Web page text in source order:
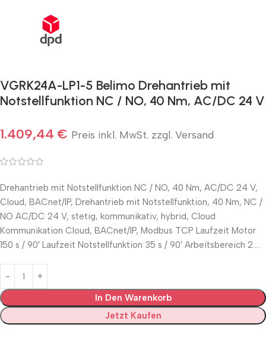
VGRK24A-LP1-5 Belimo Drehantrieb mit
Notstellfunktion NC / NO, 40 Nm, AC/DC 24 V
1.409,44 € Preis inkl. MwSt. zzgl. Versand
Drehantrieb mit Notstellfunktion NC / NO, 40 Nm, AC/DC 24 V,
Cloud, BACnet/IP, Drehantrieb mit Notstellfunktion, 40 Nm, NC /
NO AC/DC 24 V, stetig, kommunikativ, hybrid, Cloud
Kommunikation Cloud, BACnet/IP, Modbus TCP Laufzeit Motor
150 s / 90′ Laufzeit Notstellfunktion 35 s / 90′ Arbeitsbereich 2.…
In Den Warenkorb
Jetzt Kaufen